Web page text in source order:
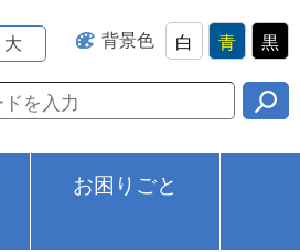
大 背景色 白 青 黒
お困りごと